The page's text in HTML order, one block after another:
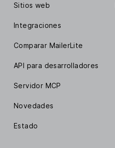
Sitios web
Integraciones
Comparar MailerLite
API para desarrolladores
Servidor MCP
Novedades
Estado